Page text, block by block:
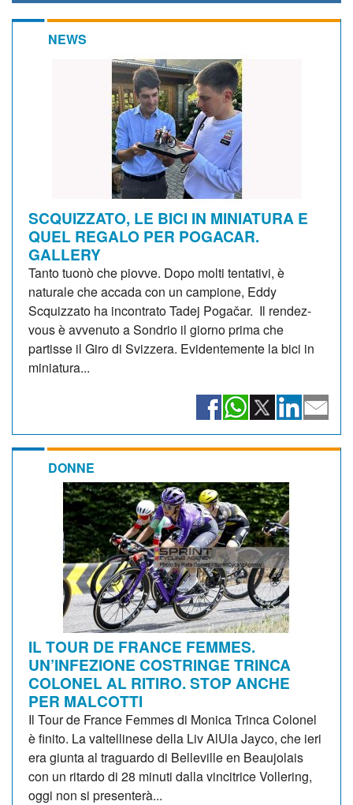
NEWS
SCQUIZZATO, LE BICI IN MINIATURA E
QUEL REGALO PER POGACAR.
GALLERY
Tanto tuonò che piovve. Dopo molti tentativi, è
naturale che accada con un campione, Eddy
Scquizzato ha incontrato Tadej Pogačar. Il rendez-
vous è avvenuto a Sondrio il giorno prima che
partisse il Giro di Svizzera. Evidentemente la bici in
miniatura...
DONNE
IL TOUR DE FRANCE FEMMES.
UN’INFEZIONE COSTRINGE TRINCA
COLONEL AL RITIRO. STOP ANCHE
PER MALCOTTI
Il Tour de France Femmes di Monica Trinca Colonel
è finito. La valtellinese della Liv AlUla Jayco, che ieri
era giunta al traguardo di Belleville en Beaujolais
con un ritardo di 28 minuti dalla vincitrice Vollering,
oggi non si presenterà...